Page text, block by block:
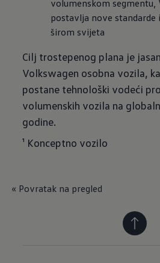
volumenskom segmentu,
postavlja nove
širom svijeta
Cilj trostepenog plana je
Volkswagen osobna vozila,
postane tehnološki vodeći
volumenskih vozila na
godine.
¹ Konceptno vozilo
« Povratak na pregled